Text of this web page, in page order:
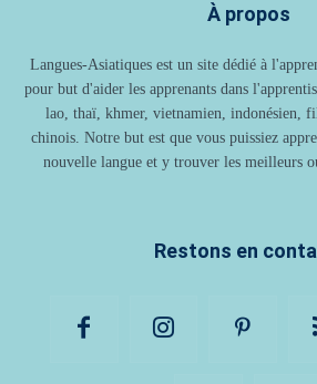
À propos
Langues-Asiatiques est un site dédié à
pour but d'aider les apprenants dans
lao, thaï, khmer, vietnamien, indonésien,
chinois. Notre but est que vous puissiez
nouvelle langue et y trouver les meilleurs
Restons en